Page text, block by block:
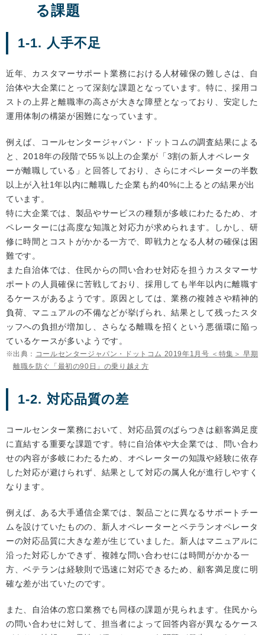
る課題
1-1. 人手不足
近年、カスタマーサポート業務における人材確保の難しさは、自
治体や大企業にとって深刻な課題となっています。特に、採用コ
ストの上昇と離職率の高さが大きな障壁となっており、安定した
運用体制の構築が困難になっています。
例えば、コールセンタージャパン・ドットコムの調査結果による
と、2018年の段階で55％以上の企業が「3割の新人オペレータ
ーが離職している」と回答しており、さらにオペレーターの半数
以上が入社1年以内に離職した企業も約40%に上るとの結果が出
ています。
特に大企業では、製品やサービスの種類が多岐にわたるため、オ
ペレーターには高度な知識と対応力が求められます。しかし、研
修に時間とコストがかかる一方で、即戦力となる人材の確保は困
難です。
また自治体では、住民からの問い合わせ対応を担うカスタマーサ
ポートの人員確保に苦戦しており、採用しても半年以内に離職す
るケースがあるようです。原因としては、業務の複雑さや精神的
負荷、マニュアルの不備などが挙げられ、結果として残ったスタ
ッフへの負担が増加し、さらなる離職を招くという悪循環に陥っ
ているケースが多いようです。
出典： コールセンタージャパン・ドットコム 2019年1月号 ＜特集＞ 早期
離職を防ぐ「最初の90日」の乗り越え方
1-2. 対応品質の差
コールセンター業務において、対応品質のばらつきは顧客満足度
に直結する重要な課題です。特に自治体や大企業では、問い合わ
せの内容が多岐にわたるため、オペレーターの知識や経験に依存
した対応が避けられず、結果として対応の属人化が進行しやすく
なります。
例えば、ある大手通信企業では、製品ごとに異なるサポートチー
ムを設けていたものの、新人オペレーターとベテランオペレータ
ーの対応品質に大きな差が生じていました。新人はマニュアルに
沿った対応しかできず、複雑な問い合わせには時間がかかる一
方、ベテランは経験則で迅速に対応できるため、顧客満足度に明
確な差が出ていたのです。
また、自治体の窓口業務でも同様の課題が見られます。住民から
の問い合わせに対して、担当者によって回答内容が異なるケース